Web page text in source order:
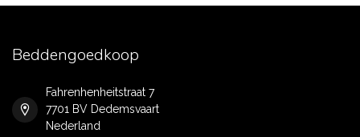
Beddengoedkoop
Fahrenhenheitstraat 7
7701 BV Dedemsvaart
Nederland